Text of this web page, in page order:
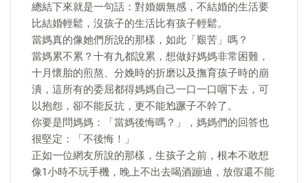
總結下來就是一句話：對婚姻無感，不結婚的生活要
比結婚輕鬆，沒孩子的生活比有孩子輕鬆。
當媽真的像她們所說的那樣，如此「艱苦」嗎？
當媽累不累？十有九都說累，想做好媽媽非常困難，
十月懷胎的煎熬、分娩時的折磨以及撫育孩子時的崩
潰，這所有的委屈都得媽媽自己一口一口咽下去，可
以抱怨，卻不能反抗，更不能尥蹶子不幹了。
你要是問媽媽：「當媽後悔嗎？」，媽媽們的回答也
很堅定：「不後悔！」
正如一位網友所說的那樣，生孩子之前，根本不敢想
像1小時不玩手機，晚上不出去喝酒蹦迪，放假還不能